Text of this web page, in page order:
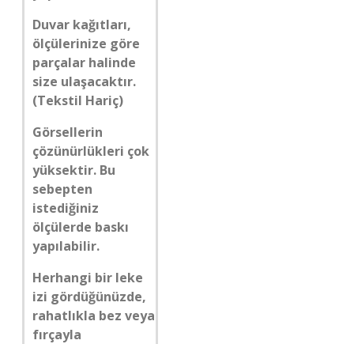
Duvar kağıtları,
ölçülerinize göre
parçalar halinde
size ulaşacaktır.
(Tekstil Hariç)
Görsellerin
çözünürlükleri çok
yüksektir. Bu
sebepten
istediğiniz
ölçülerde baskı
yapılabilir.
Herhangi bir leke
izi gördüğünüzde,
rahatlıkla bez veya
fırçayla